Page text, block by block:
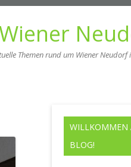
Themen rund um Wiener
WILLKOMMEN
BLOG!